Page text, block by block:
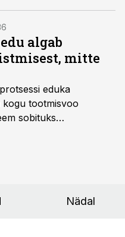
kirjutab
ja ettevõtlusprorektor
algab
mitte
eduka
kogu tootmisvoo
sobituks
Nädal